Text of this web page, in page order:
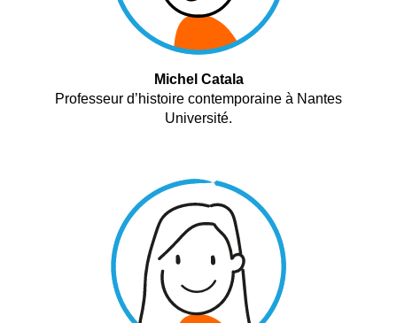
Michel Catala
Professeur d’histoire contemporaine à Nantes
Université.